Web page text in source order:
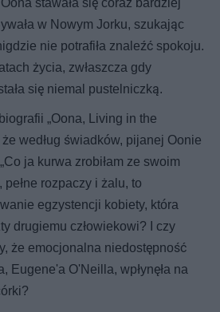
stawała się coraz bardziej
w Nowym Jorku, szukając
nie potrafiła znaleźć spokoju.
życia, zwłaszcza gdy
się niemal pustelniczką.
„Oona, Living in the
według świadków, pijanej Oonie
ja kurwa zrobiłam ze swoim
pełne rozpaczy i żalu, to
egzystencji kobiety, która
drugiemu człowiekowi? I czy
że emocjonalna niedostępność
Eugene'a O'Neilla, wpłynęła na